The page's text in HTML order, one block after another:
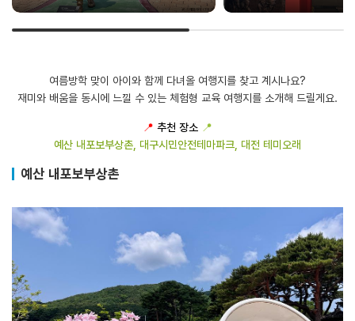
여름방학 맞이 아이와 함께 다녀올 여행지를 찾고 계시나요?
재미와 배움을 동시에 느낄 수 있는 체험형 교육 여행지를 소개해 드릴게요.
📍 추천 장소 📍
예산 내포보부상촌, 대구시민안전테마파크, 대전 테미오래
예산 내포보부상촌